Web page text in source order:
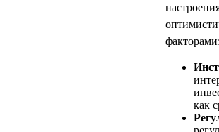
как